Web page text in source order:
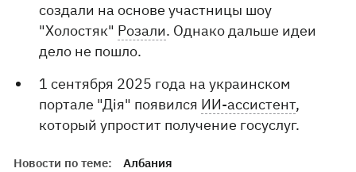
создали на основе участницы шоу
"Холостяк" Розали. Однако дальше идеи
дело не пошло.
1 сентября 2025 года на украинском
портале "Дія" появился ИИ-ассистент,
который упростит получение госуслуг.
Новости по теме:
Албания